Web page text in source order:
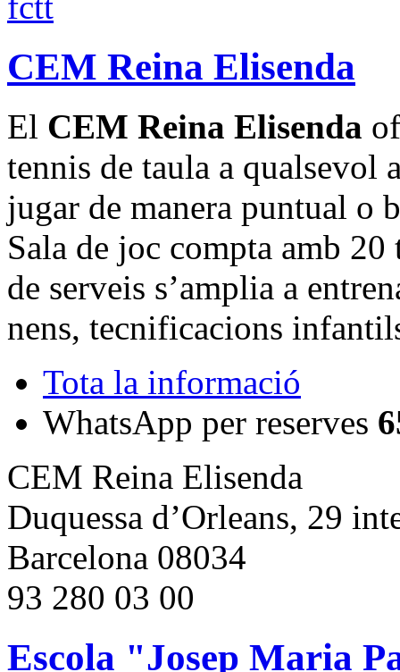
CEM Reina Elisenda
El CEM Reina Elisenda
tennis de taula a
jugar de manera puntual o
Sala de joc compta amb
de serveis s’amplia a
nens, tecnificacions
Tota la informació
WhatsApp per reserves
CEM Reina Elisenda
Duquessa d’Orleans, 29
Barcelona 08034
93 280 03 00
Escola "Josep Maria